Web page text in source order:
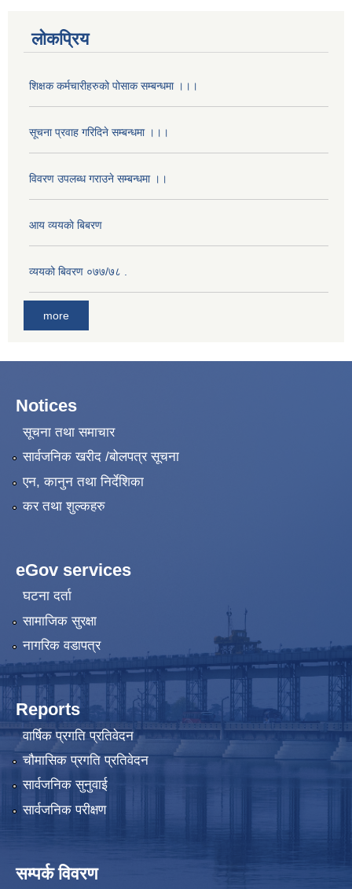
लोकप्रिय
शिक्षक कर्मचारीहरुको पोसाक सम्बन्धमा ।।।
सूचना प्रवाह गरिदिने सम्बन्धमा ।।।
विवरण उपलब्ध गराउने सम्बन्धमा ।।
आय व्ययकाे बिबरण
व्ययको बिवरण ०७७/७८ .
more
Notices
सूचना तथा समाचार
सार्वजनिक खरीद /बोलपत्र सूचना
एन, कानुन तथा निर्देशिका
कर तथा शुल्कहरु
eGov services
घटना दर्ता
सामाजिक सुरक्षा
नागरिक वडापत्र
Reports
वार्षिक प्रगति प्रतिवेदन
चौमासिक प्रगति प्रतिवेदन
सार्वजनिक सुनुवाई
सार्वजनिक परीक्षण
सम्पर्क विवरण